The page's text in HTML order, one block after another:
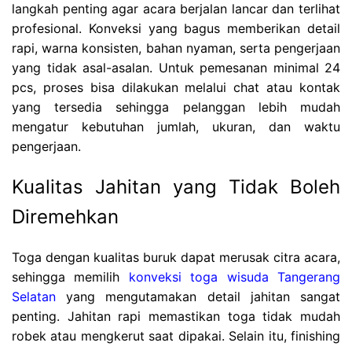
langkah penting agar acara berjalan lancar dan terlihat
profesional. Konveksi yang bagus memberikan detail
rapi, warna konsisten, bahan nyaman, serta pengerjaan
yang tidak asal-asalan. Untuk pemesanan minimal 24
pcs, proses bisa dilakukan melalui chat atau kontak
yang tersedia sehingga pelanggan lebih mudah
mengatur kebutuhan jumlah, ukuran, dan waktu
pengerjaan.
Kualitas Jahitan yang Tidak Boleh
Diremehkan
Toga dengan kualitas buruk dapat merusak citra acara,
sehingga memilih konveksi toga wisuda Tangerang
Selatan yang mengutamakan detail jahitan sangat
penting. Jahitan rapi memastikan toga tidak mudah
robek atau mengkerut saat dipakai. Selain itu, finishing